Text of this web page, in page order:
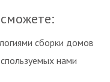
сборки домов
нами